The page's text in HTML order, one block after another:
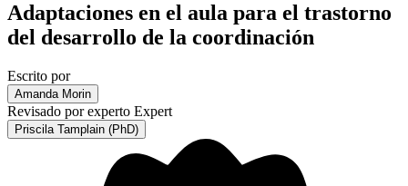
Adaptaciones en el aula para el trastorno
del desarrollo de la coordinación
Escrito por
Amanda Morin
Revisado por experto Expert
Priscila Tamplain (PhD)